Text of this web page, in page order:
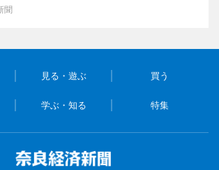
聞
見る・遊ぶ 買う
学ぶ・知る 特集